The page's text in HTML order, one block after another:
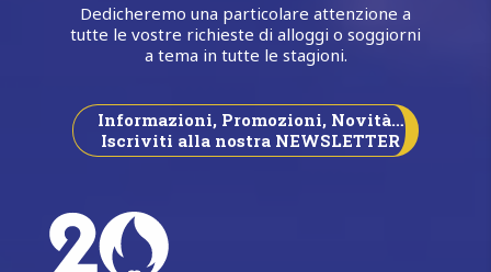
Dedicheremo una particolare attenzione a
tutte le vostre richieste di alloggi o soggiorni
a tema in tutte le stagioni.
Informazioni, Promozioni, Novità…
Iscriviti alla nostra NEWSLETTER